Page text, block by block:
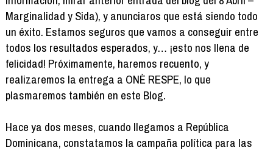
Marginalidad y Sida), y anunciaros que está siendo todo
un éxito. Estamos seguros que vamos a conseguir entre
todos los resultados esperados, y… ¡esto nos llena de
felicidad! Próximamente, haremos recuento, y
realizaremos la entrega a ONÈ RESPE, lo que
plasmaremos también en este Blog.
Hace ya dos meses, cuando llegamos a República
Dominicana, constatamos la campaña política para las